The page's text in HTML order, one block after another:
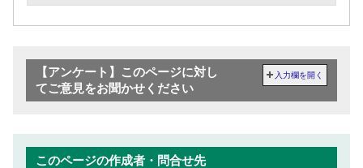
【アンケート】このページに対し
てご意見をお聞かせください
入力欄を開く
このページの作成者・問合せ先